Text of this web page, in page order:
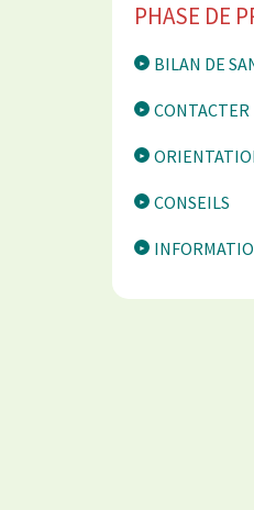
PHASE DE
BILAN DE
CONSEILS